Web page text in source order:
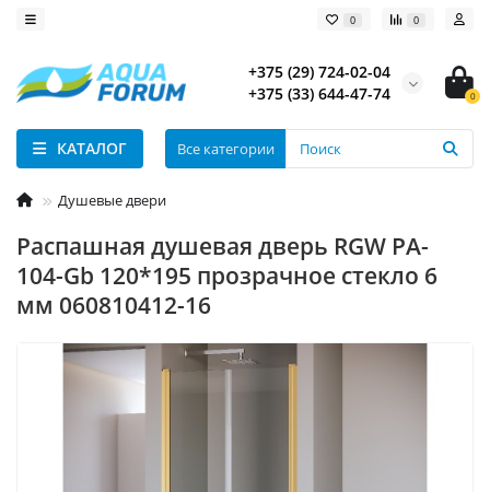
0 0
+375 (29) 724-02-04
+375 (33) 644-47-74
0
КАТАЛОГ Все категории
Душевые двери
Распашная душевая дверь RGW PA-
104-Gb 120*195 прозрачное стекло 6
мм 060810412-16